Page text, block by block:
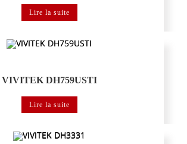
Lire la suite
VIVITEK DH759USTI
Lire la suite